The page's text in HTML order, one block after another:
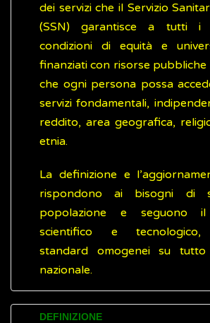
dei servizi che il Servizio
(SSN) garantisce a tutti i
condizioni di equità e
finanziati con risorse pubbliche
che ogni persona possa
servizi fondamentali,
reddito, area geografica,
etnia.
La definizione e
rispondono ai bisogni di
popolazione e seguono il
scientifico e tecnologico,
standard omogenei su
nazionale.
DEFINIZIONE